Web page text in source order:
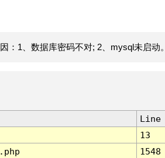
：1、数据库密码不对; 2、mysql未启动。
Line
13
1548